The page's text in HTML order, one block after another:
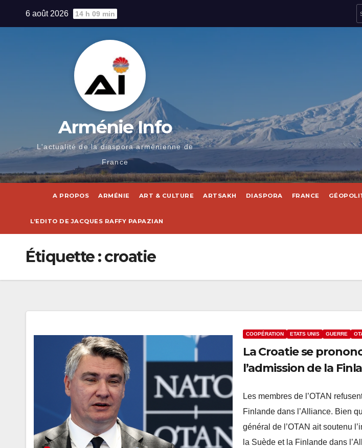
6 août 2026 14 h 09 min
Arménie Info
L'actualité de la diaspora arménienne de
France
A PROPOS ARMÉNIE ART & CULTURE ARTSAKH DIASPORA FRANCE
L’EDITO DE JACQUES RAFFY PAPAZIAN
Étiquette :croatie
COOPÉRATION ETATS UNIS GUERRE
La Croatie se
l’admission de la
Les membres de l’OTAN
Finlande dans l’Alliance. Bien
général de l’OTAN ait soutenu
la Suède et la Finlande dans